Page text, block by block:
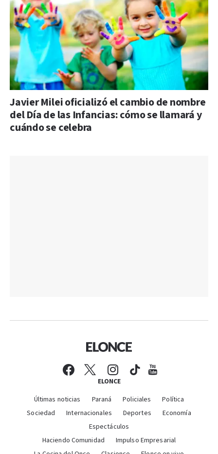
Javier Milei oficializó el cambio de nombre
del Día de las Infancias: cómo se llamará y
cuándo se celebra
ELONCE
Últimas noticias Paraná Policiales
Política
Sociedad
Internacionales Deportes
Economía
Espectáculos
Haciendo Comunidad
Impulso Empresarial